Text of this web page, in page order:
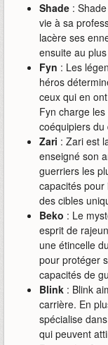
Shade :
vie à sa
lacère ses
ensuite au
Fyn : Les
héros
ceux qui en
Fyn charge
coéquipiers du
Zari : Zari est
enseigné son
guerriers les
capacités
des cibles
Beko : Le
esprit de
une étincelle
pour protéger
capacités de
Blink : Blink
carrière. En
spécialise
qui peuvent